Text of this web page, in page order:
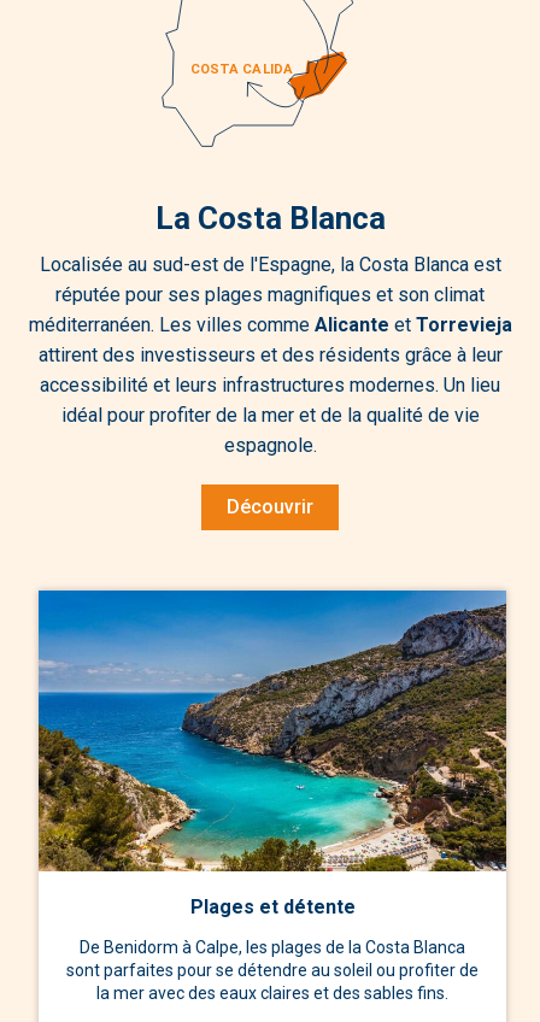
La Costa Blanca
Localisée au sud-est de l'Espagne, la Costa Blanca est
réputée pour ses plages magnifiques et son climat
méditerranéen. Les villes comme Alicante et Torrevieja
attirent des investisseurs et des résidents grâce à leur
accessibilité et leurs infrastructures modernes. Un lieu
idéal pour profiter de la mer et de la qualité de vie
espagnole.
Découvrir
Plages et détente
De Benidorm à Calpe, les plages de la Costa Blanca
sont parfaites pour se détendre au soleil ou profiter de
la mer avec des eaux claires et des sables fins.